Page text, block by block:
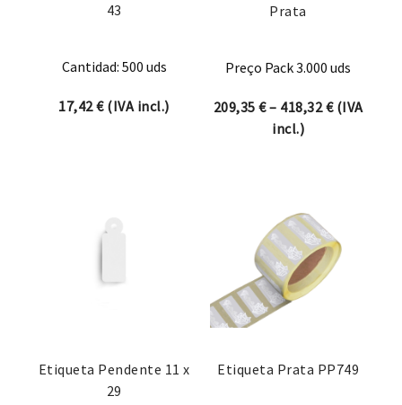
43
Cantidad: 500 uds
17,42€(IVA incl.)
Prata
Preço Pack 3.000 uds
209,35 €– 418,32€Price
(IVA
incl.)
Etiqueta Pendente 11 x
29
Etiqueta Prata PP749